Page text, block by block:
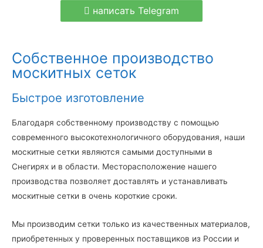
написать Telegram
Собственное производство
москитных сеток
Быстрое изготовление
Благодаря собственному производству с помощью
современного высокотехнологичного оборудования, наши
москитные сетки являются самыми доступными в
Снегирях и в области. Месторасположение нашего
производства позволяет доставлять и устанавливать
москитные сетки в очень короткие сроки.
Мы производим сетки только из качественных материалов,
приобретенных у проверенных поставщиков из России и